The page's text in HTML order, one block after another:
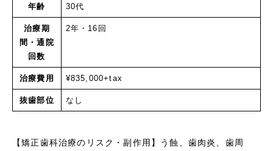
年齢 30代
治療期
間・通院
回数
2年・16回
治療費用 ¥835,000+tax
抜歯部位 なし
【矯正歯科治療のリスク・副作用】う蝕、歯肉炎、歯周